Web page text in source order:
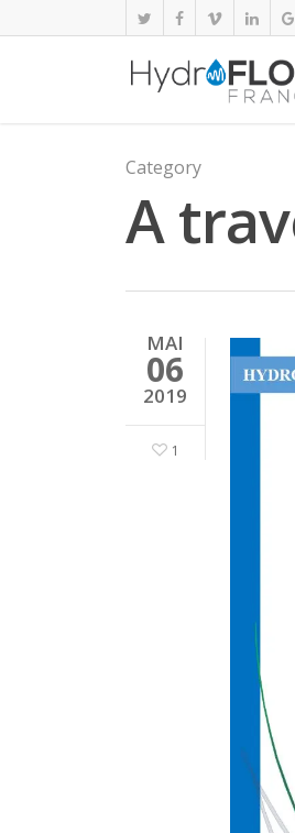
Category
A
MAI
06
2019
1